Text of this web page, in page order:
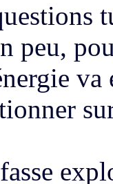
peu,
va